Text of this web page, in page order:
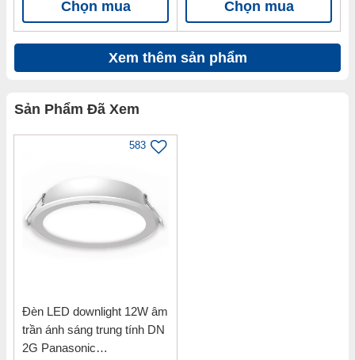
Chọn mua Chọn mua
Xem thêm sản phẩm
Sản Phẩm Đã Xem
583
Đèn LED downlight 12W âm
trần ánh sáng trung tính DN
2G Panasonic